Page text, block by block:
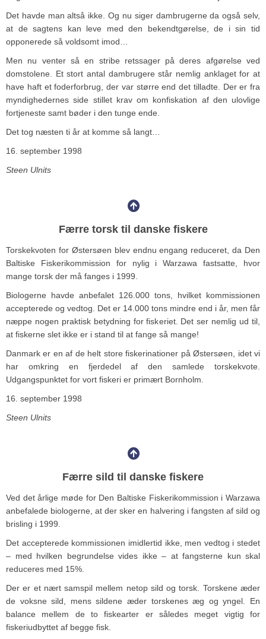
Det havde man altså ikke. Og nu siger dambrugerne da også selv,
at de sagtens kan leve med den bekendtgørelse, de i sin tid
opponerede så voldsomt imod…
Men nu venter så en stribe retssager på deres afgørelse ved
domstolene. Et stort antal dambrugere står nemlig anklaget for at
have haft et foderforbrug, der var større end det tilladte. Der er fra
myndighedernes side stillet krav om konfiskation af den ulovlige
fortjeneste samt bøder i den tunge ende.
Det tog næsten ti år at komme så langt…
16. september 1998
Steen Ulnits
Færre torsk til danske fiskere
Torskekvoten for Østersøen blev endnu engang reduceret, da Den
Baltiske Fiskerikommission for nylig i Warzawa fastsatte, hvor
mange torsk der må fanges i 1999.
Biologerne havde anbefalet 126.000 tons, hvilket kommissionen
accepterede og vedtog. Det er 14.000 tons mindre end i år, men får
næppe nogen praktisk betydning for fiskeriet. Det ser nemlig ud til,
at fiskerne slet ikke er i stand til at fange så mange!
Danmark er en af de helt store fiskerinationer på Østersøen, idet vi
har omkring en fjerdedel af den samlede torskekvote.
Udgangspunktet for vort fiskeri er primært Bornholm.
16. september 1998
Steen Ulnits
Færre sild til danske fiskere
Ved det årlige møde for Den Baltiske Fiskerikommission i Warzawa
anbefalede biologerne, at der sker en halvering i fangsten af sild og
brisling i 1999.
Det accepterede kommissionen imidlertid ikke, men vedtog i stedet
– med hvilken begrundelse vides ikke – at fangsterne kun skal
reduceres med 15%.
Der er et nært samspil mellem netop sild og torsk. Torskene æder
de voksne sild, mens sildene æder torskenes æg og yngel. En
balance mellem de to fiskearter er således meget vigtig for
fiskeriudbyttet af begge fisk.